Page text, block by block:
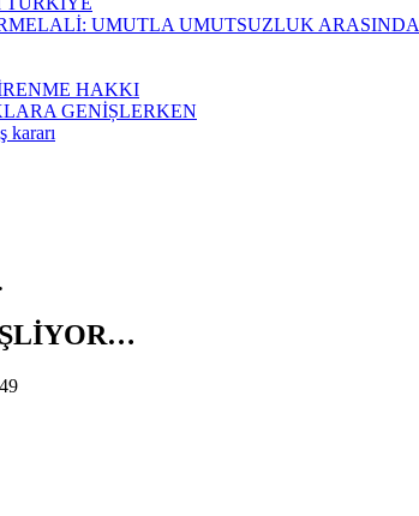
UMUTLA UMUTSUZLUK ARASINDA
HAKKI
GENİȘLERKEN
kararı